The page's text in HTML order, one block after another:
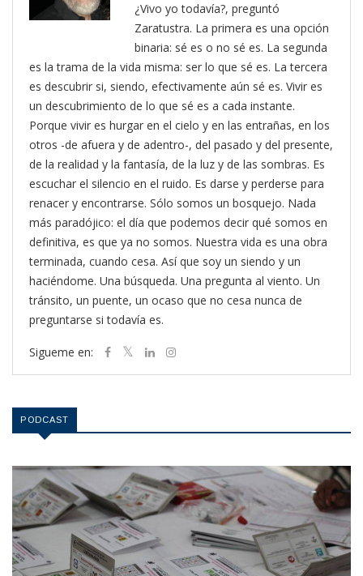
¿Vivo yo todavía?, preguntó
Zaratustra. La primera es una opción
binaria: sé es o no sé es. La segunda
es la trama de la vida misma: ser lo que sé es. La tercera
es descubrir si, siendo, efectivamente aún sé es. Vivir es
un descubrimiento de lo que sé es a cada instante.
Porque vivir es hurgar en el cielo y en las entrañas, en los
otros -de afuera y de adentro-, del pasado y del presente,
de la realidad y la fantasía, de la luz y de las sombras. Es
escuchar el silencio en el ruido. Es darse y perderse para
renacer y encontrarse. Sólo somos un bosquejo. Nada
más paradójico: el día que podemos decir qué somos en
definitiva, es que ya no somos. Nuestra vida es una obra
terminada, cuando cesa. Así que soy un siendo y un
haciéndome. Una búsqueda. Una pregunta al viento. Un
tránsito, un puente, un ocaso que no cesa nunca de
preguntarse si todavía es.
Sigueme en:
PODCAST